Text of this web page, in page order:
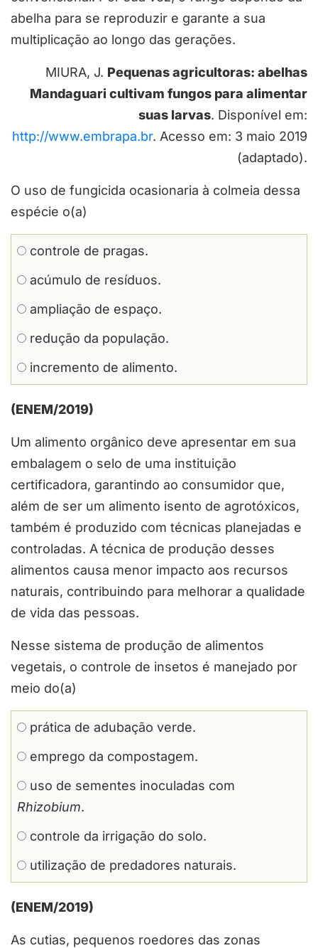
abelha para se reproduzir e garante a sua
multiplicação ao longo das gerações.
MIURA, J. Pequenas agricultoras: abelhas
Mandaguari cultivam fungos para alimentar
suas larvas. Disponível em:
http://www.embrapa.br. Acesso em: 3 maio 2019
(adaptado).
O uso de fungicida ocasionaria à colmeia dessa
espécie o(a)
controle de pragas.
acúmulo de resíduos.
ampliação de espaço.
redução da população.
incremento de alimento.
(ENEM/2019)
Um alimento orgânico deve apresentar em sua
embalagem o selo de uma instituição
certificadora, garantindo ao consumidor que,
além de ser um alimento isento de agrotóxicos,
também é produzido com técnicas planejadas e
controladas. A técnica de produção desses
alimentos causa menor impacto aos recursos
naturais, contribuindo para melhorar a qualidade
de vida das pessoas.
Nesse sistema de produção de alimentos
vegetais, o controle de insetos é manejado por
meio do(a)
prática de adubação verde.
emprego da compostagem.
uso de sementes inoculadas com
Rhizobium.
controle da irrigação do solo.
utilização de predadores naturais.
(ENEM/2019)
As cutias, pequenos roedores das zonas